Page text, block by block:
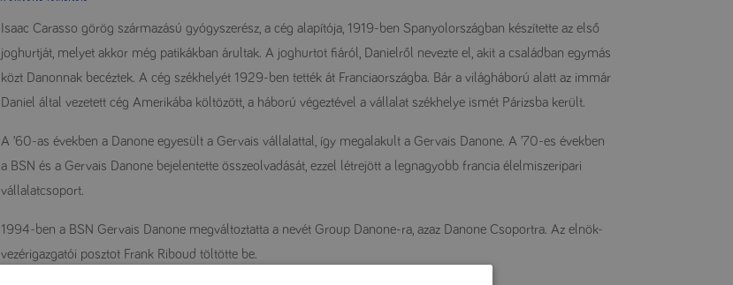
Isaac Carasso görög származású gyógyszerész, a cég alapítója, 1919-ben Spanyolországban készítette az első
joghurtját, melyet akkor még patikákban árultak. A joghurtot fiáról, Danielről nevezte el, akit a családban egymás
közt Danonnak becéztek. A cég székhelyét 1929-ben tették át Franciaországba. Bár a világháború alatt az immár
Daniel által vezetett cég Amerikába költözött, a háború végeztével a vállalat székhelye ismét Párizsba került.
A ’60-as években a Danone egyesült a Gervais vállalattal, így megalakult a Gervais Danone. A ’70-es években
a BSN és a Gervais Danone bejelentette összeolvadását, ezzel létrejött a legnagyobb francia élelmiszeripari
vállalatcsoport.
1994-ben a BSN Gervais Danone megváltoztatta a nevét Group Danone-ra, azaz Danone Csoportra. Az elnök-
vezérigazgatói posztot Frank Riboud töltötte be.